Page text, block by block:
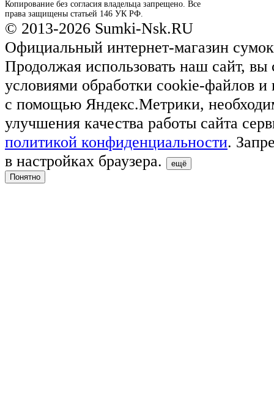
Копирование без согласия владельца запрещено. Все
права защищены статьей 146 УК РФ.
© 2013-2026 Sumki-Nsk.RU
Официальный интернет-магазин
Продолжая использовать наш сайт, вы
условиями обработки cookie-файлов и
с помощью Яндекс.Метрики,
улучшения качества работы сайта
политикой конфиденциальности.
в настройках браузера.
ещё
Понятно